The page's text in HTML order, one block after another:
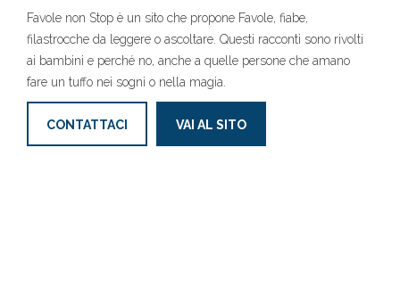
Favole non Stop è un sito che propone Favole, fiabe,
filastrocche da leggere o ascoltare. Questi racconti sono rivolti
ai bambini e perché no, anche a quelle persone che amano
fare un tuffo nei sogni o nella magia.
CONTATTACI VAI AL SITO